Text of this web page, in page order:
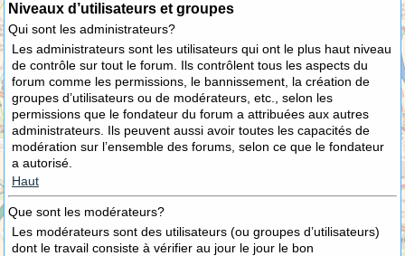
Niveaux d’utilisateurs et groupes
Qui sont les administrateurs?
Les administrateurs sont les utilisateurs qui ont le plus haut niveau
de contrôle sur tout le forum. Ils contrôlent tous les aspects du
forum comme les permissions, le bannissement, la création de
groupes d’utilisateurs ou de modérateurs, etc., selon les
permissions que le fondateur du forum a attribuées aux autres
administrateurs. Ils peuvent aussi avoir toutes les capacités de
modération sur l’ensemble des forums, selon ce que le fondateur
a autorisé.
Haut
Que sont les modérateurs?
Les modérateurs sont des utilisateurs (ou groupes d’utilisateurs)
dont le travail consiste à vérifier au jour le jour le bon